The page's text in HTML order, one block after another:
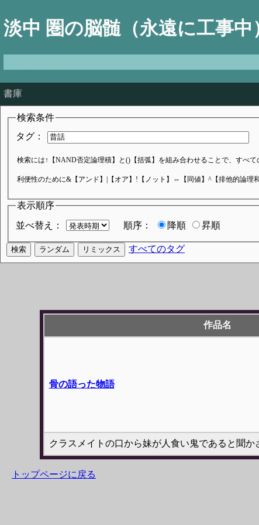
淡中 圏の脳髄（永遠に工事中
書庫
検索条件
タグ：
検索には↑【NAND否定論理積】と()【括弧】を組み合わせることで、すべ
利便性のために&【アンド】|【オア】!【ノット】⇔【同値】^【排他的論
表示順序
並べ替え：
順序： 降順 昇順
すべてのタグ
作品名
骨の語った物語
クラスメイトの口から妹が人食い鬼であると聞か
トップページに戻る